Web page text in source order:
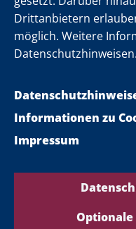
Drittanbietern
möglich. Weitere
Datenschutzhinweisen.
Impressum
Informationen zu
Optionale